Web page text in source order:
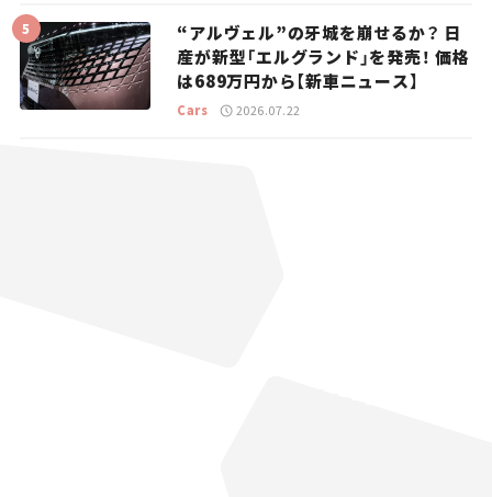
“アルヴェル”の牙城を崩せるか？ 日
産が新型「エルグランド」を発売！ 価格
は689万円から【新車ニュース】
Cars 2026.07.22